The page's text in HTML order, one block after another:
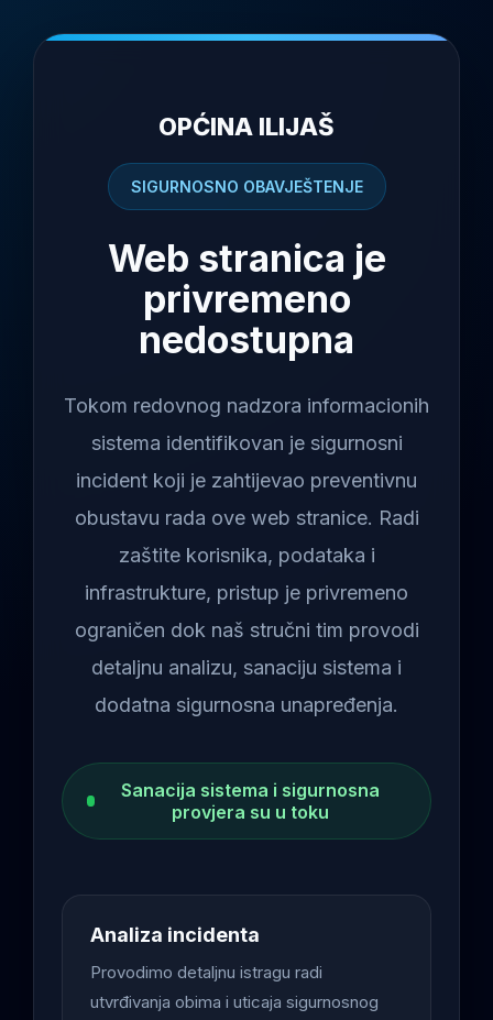
OPĆINA ILIJAŠ
SIGURNOSNO OBAVJEŠTENJE
Web stranica je
privremeno
nedostupna
Tokom redovnog nadzora informacionih
sistema identifikovan je sigurnosni
incident koji je zahtijevao preventivnu
obustavu rada ove web stranice. Radi
zaštite korisnika, podataka i
infrastrukture, pristup je privremeno
ograničen dok naš stručni tim provodi
detaljnu analizu, sanaciju sistema i
dodatna sigurnosna unapređenja.
Sanacija sistema i sigurnosna
provjera su u toku
Analiza incidenta
Provodimo detaljnu istragu radi
utvrđivanja obima i uticaja sigurnosnog